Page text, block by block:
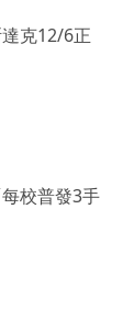
克12/6正
校普發3手